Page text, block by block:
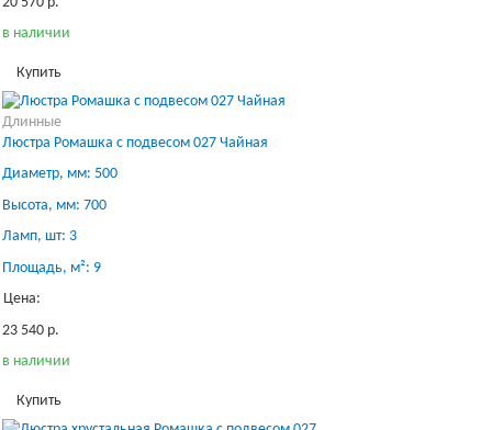
в наличии
Купить
Длинные
Люстра Ромашка с подвесом 027 Чайная
Диаметр, мм: 500
Высота, мм: 700
Ламп, шт: 3
Площадь, м²: 9
Цена:
23 540 р.
в наличии
Купить